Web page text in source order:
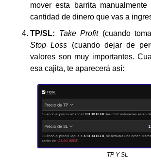
mover esta barrita
cantidad de dinero que vas a
TP/SL: Take Profit
Stop Loss (cuando dejar de
valores son muy importantes.
esa cajita, te aparecerá así:
TP Y SL